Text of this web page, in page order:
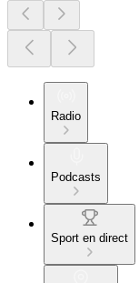
Radio
Podcasts
Sport en direct